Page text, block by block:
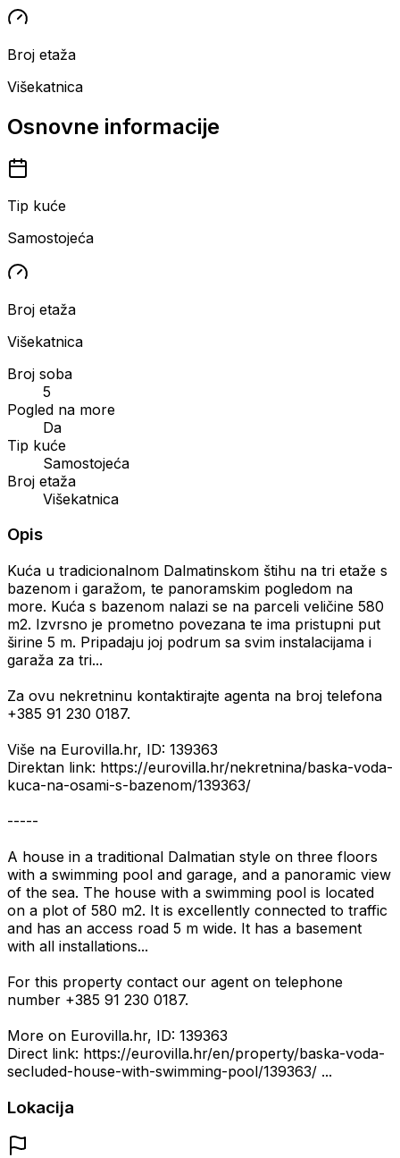
Broj etaža
Višekatnica
Osnovne informacije
Tip kuće
Samostojeća
Broj etaža
Višekatnica
Broj soba
5
Pogled na more
Da
Tip kuće
Samostojeća
Broj etaža
Višekatnica
Opis
Kuća u tradicionalnom Dalmatinskom štihu na tri etaže s
bazenom i garažom, te panoramskim pogledom na
more. Kuća s bazenom nalazi se na parceli veličine 580
m2. Izvrsno je prometno povezana te ima pristupni put
širine 5 m. Pripadaju joj podrum sa svim instalacijama i
garaža za tri...
Za ovu nekretninu kontaktirajte agenta na broj telefona
+385 91 230 0187.
Više na Eurovilla.hr, ID: 139363
Direktan link: https://eurovilla.hr/nekretnina/baska-voda-
kuca-na-osami-s-bazenom/139363/
-----
A house in a traditional Dalmatian style on three floors
with a swimming pool and garage, and a panoramic view
of the sea. The house with a swimming pool is located
on a plot of 580 m2. It is excellently connected to traffic
and has an access road 5 m wide. It has a basement
with all installations...
For this property contact our agent on telephone
number +385 91 230 0187.
More on Eurovilla.hr, ID: 139363
Direct link: https://eurovilla.hr/en/property/baska-voda-
secluded-house-with-swimming-pool/139363/ ...
Lokacija